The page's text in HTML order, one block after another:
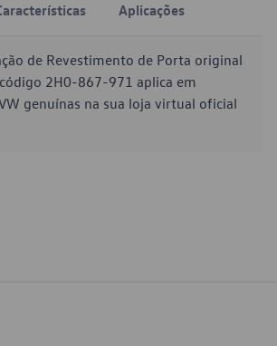
Aplicações
de Revestimento de Porta original
2H0-867-971 aplica em
genuínas na sua loja virtual oficial